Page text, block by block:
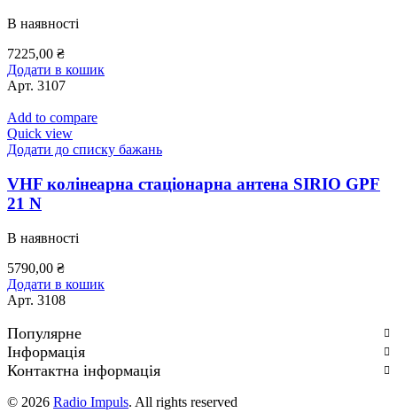
В наявності
7225,00 ₴
Додати в кошик
Арт. 3107
Add to compare
Quick view
Додати до списку бажань
VHF колінеарна стаціонарна антена SIRIO GPF
21 N
В наявності
5790,00 ₴
Додати в кошик
Арт. 3108
Популярне
Інформація
Контактна інформація
© 2026 Radio Impuls. All rights reserved